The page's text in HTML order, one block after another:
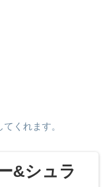
くれます。
&シュラ